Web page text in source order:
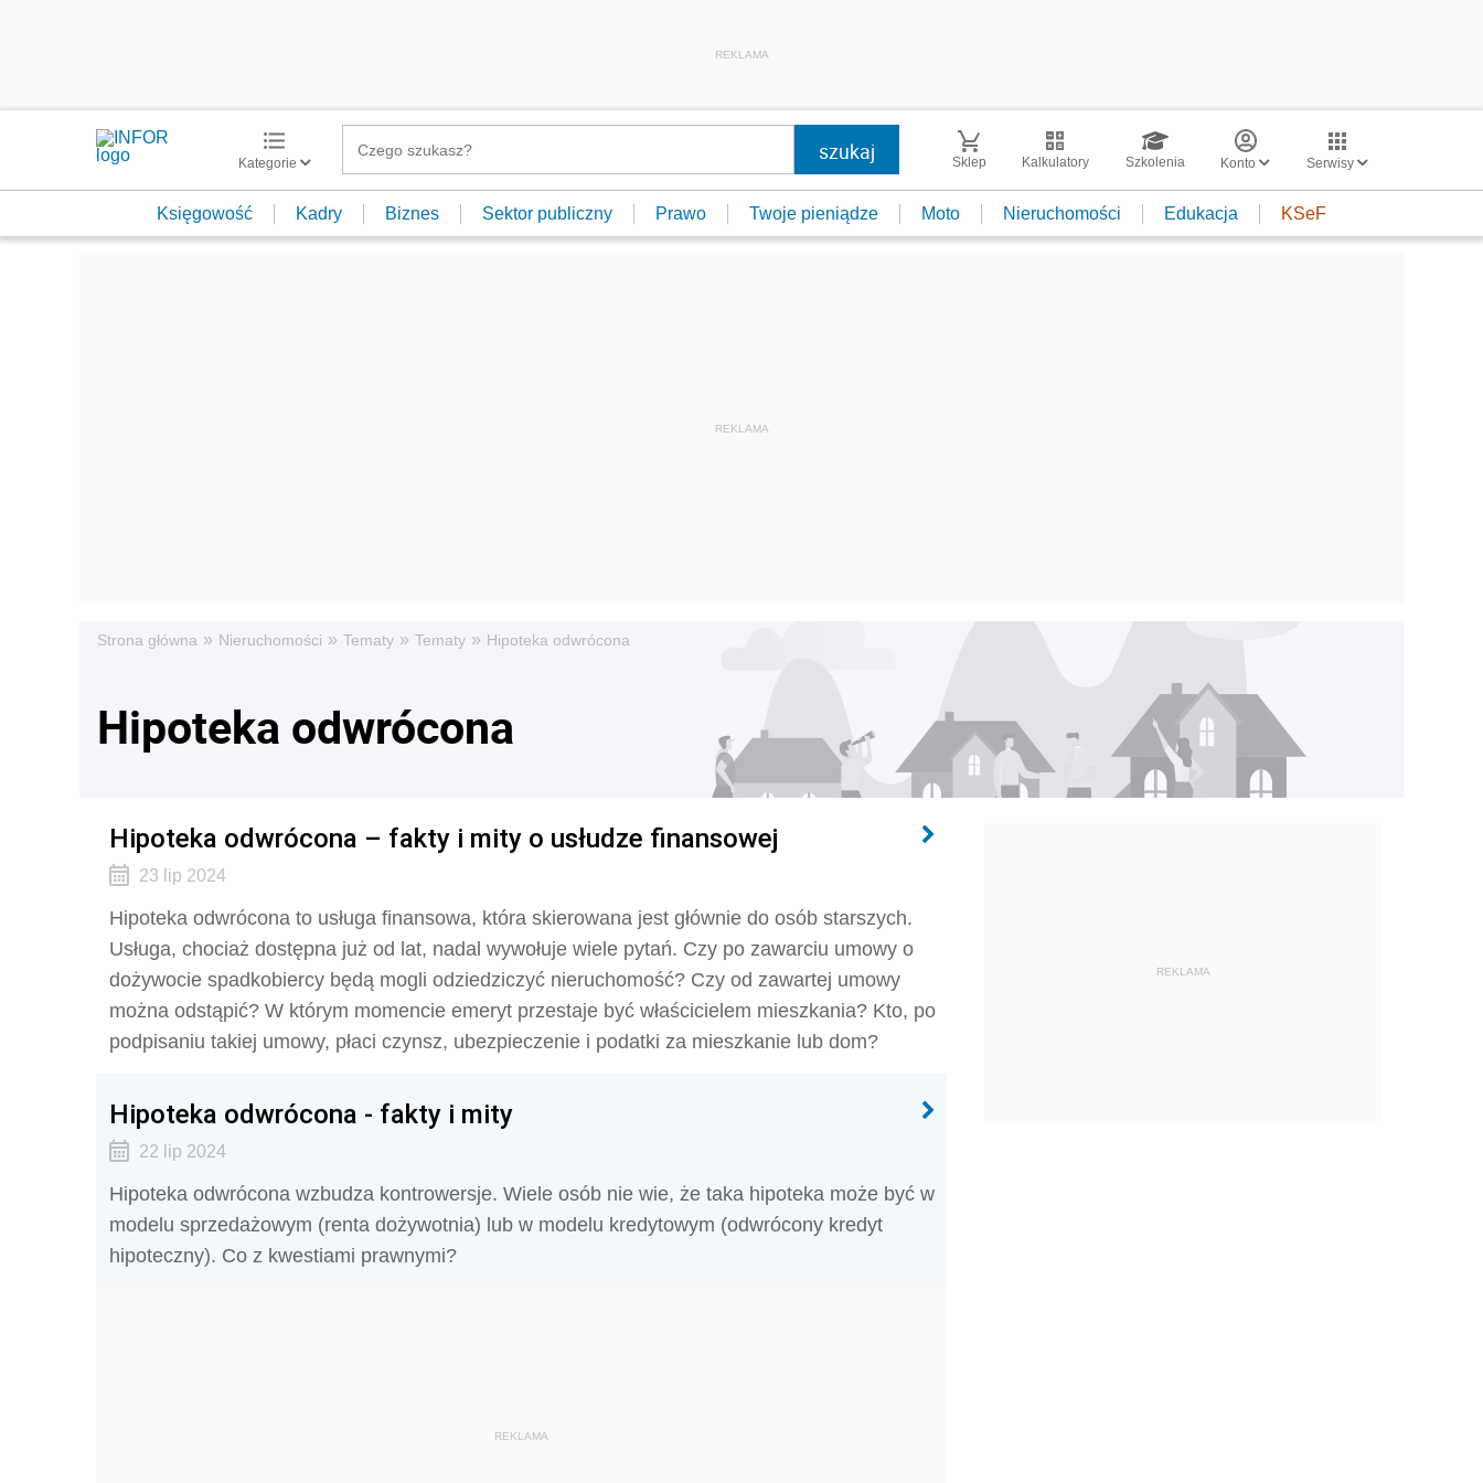
REKLAMA
Kategorie Sklep Kalkulatory Szkolenia Konto Serwisy
Księgowość Kadry Biznes Sektor publiczny Prawo Twoje pieniądze Moto Nieruchomości Edukacja KSeF
Strona główna » Nieruchomości » Tematy » Tematy » Hipoteka odwrócona
Hipoteka odwrócona
Hipoteka odwrócona – fakty i mity o usłudze finansowej
23 lip 2024
Hipoteka odwrócona to usługa finansowa, która skierowana jest głównie do osób starszych.
Usługa, chociaż dostępna już od lat, nadal wywołuje wiele pytań. Czy po zawarciu umowy o
dożywocie spadkobiercy będą mogli odziedziczyć nieruchomość? Czy od zawartej umowy
można odstąpić? W którym momencie emeryt przestaje być właścicielem mieszkania? Kto, po
podpisaniu takiej umowy, płaci czynsz, ubezpieczenie i podatki za mieszkanie lub dom?
Hipoteka odwrócona - fakty i mity
22 lip 2024
Hipoteka odwrócona wzbudza kontrowersje. Wiele osób nie wie, że taka hipoteka może być w
modelu sprzedażowym (renta dożywotnia) lub w modelu kredytowym (odwrócony kredyt
hipoteczny). Co z kwestiami prawnymi?
REKLAMA
REKLAMA